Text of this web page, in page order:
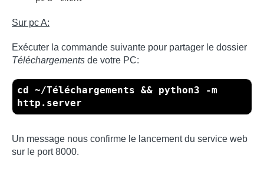
Sur pc A:
Exécuter la commande suivante pour partager le dossier
Téléchargements de votre PC:
cd ~/Téléchargements && python3 -m
http.server
Un message nous confirme le lancement du service web
sur le port 8000.